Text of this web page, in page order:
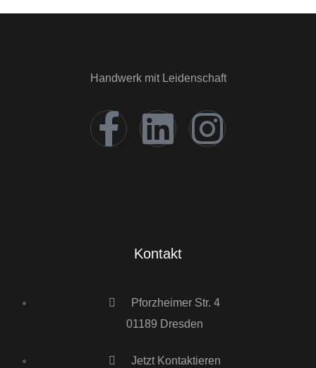
Handwerk mit Leidenschaft
Kontakt
Pforzheimer Str. 4
01189 Dresden
Jetzt Kontaktieren